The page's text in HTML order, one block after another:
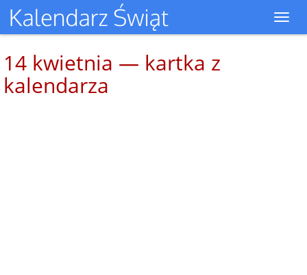
14 kwietnia — kartka z
kalendarza